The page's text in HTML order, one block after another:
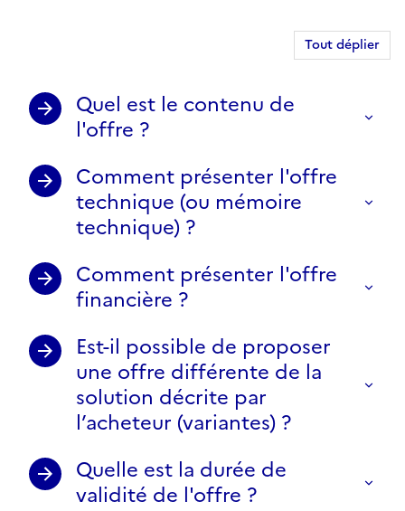
Tout déplier
Quel est le contenu de
l'offre ?
Comment présenter l'offre
technique (ou mémoire
technique) ?
Comment présenter l'offre
financière ?
Est-il possible de proposer
une offre différente de la
solution décrite par
l’acheteur (variantes) ?
Quelle est la durée de
validité de l'offre ?